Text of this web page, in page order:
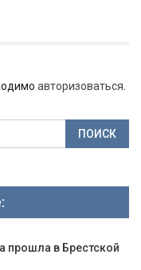
авторизоваться.
прошла в Брестской